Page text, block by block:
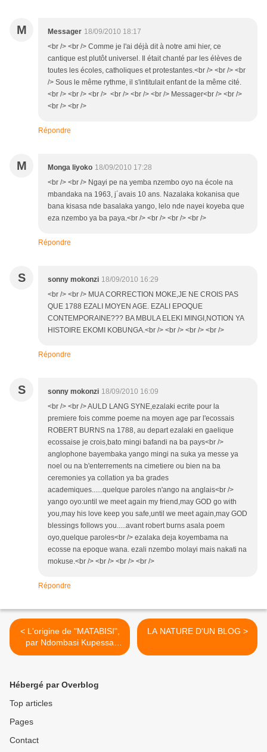
M Messager 18/09/2010 18:17
<br /> <br /> Comme je l'ai déjà dit à notre ami hier, ce
cantique est plutôt universel. Il était chanté par les élèves de
toutes les écoles, catholiques et protestantes.<br /> <br /> <br
/> Sous le même rythme, il s'intitulait enfant de la même cité.
<br /> <br /> <br /> <br /> <br /> <br /> Messager<br /> <br />
<br /> <br />
Répondre
M Monga liyoko 18/09/2010 17:28
<br /> <br /> Ngayi pe na yemba nzembo oyo na école na
mbandaka na 1963, j´avais 10 ans. Nazalaka kokanisa que
bana kisasa nde basalaka yango, lelo nde nayei koyeba que
eza nzembo ya ba paya.<br /> <br /> <br /> <br />
Répondre
S sonny mokonzi 18/09/2010 16:29
<br /> <br /> MUA CORRECTION MOKE,JE NE CROIS PAS
QUE 1788 EZALI MOYEN AGE. EZALI EPOQUE
CONTEMPORAINE??? BA MBULA ELEKI MINGI,NOTION YA
HISTOIRE EKOMI KOBUNGA.<br /> <br /> <br /> <br />
Répondre
S sonny mokonzi 18/09/2010 16:09
<br /> <br /> AULD LANG SYNE,ezalaki ecrite pour la
premiere fois comme poeme na moyen age par l'ecossais
ROBERT BURNS na 1788, au depart ezalaki en gaelique
ecossaise je crois,bato mingi bafandi na ba pays<br />
anglophone bayembaka yango mingi na suka ya messe ya
noel ou na b'enterrements na cimetiere ou bien na ba
ceremonies ya collation ya ba grades
academiques......quelque paroles n'ango na anglais<br />
yango oyo:until we meet again my friend,may GOD go with
you,may his love keep you safe,until we meet again,may GOD
blessings follows you.....avant robert burns asala poem
oyo,quelque paroles<br /> ezalaka deja koyembama na
ecosse na epoque wana. ezali nzembo molayi mais nakati na
mokuse.<br /> <br /> <br /> <br />
Répondre
< L'origine de "MATABISI",
par Ndombasi Kupessa
Ngombo
LA NATURE D'UN BLOG >
Hébergé par Overblog
Top articles
Pages
Contact